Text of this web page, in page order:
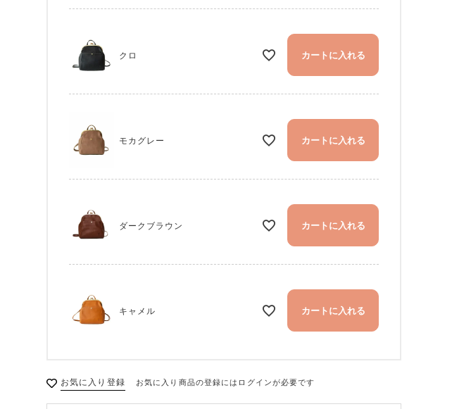
木玉の「ぱちん」という音が心地よい、Kanmi.らしいぬくもりを楽しめる
ッグです。バッグの色：グリーン
クロ カートに入れる
モカグレー カートに入れる
ダークブラウン カートに入れる
キャメル カートに入れる
お気に入り登録 お気に入り商品の登録にはログインが必要です